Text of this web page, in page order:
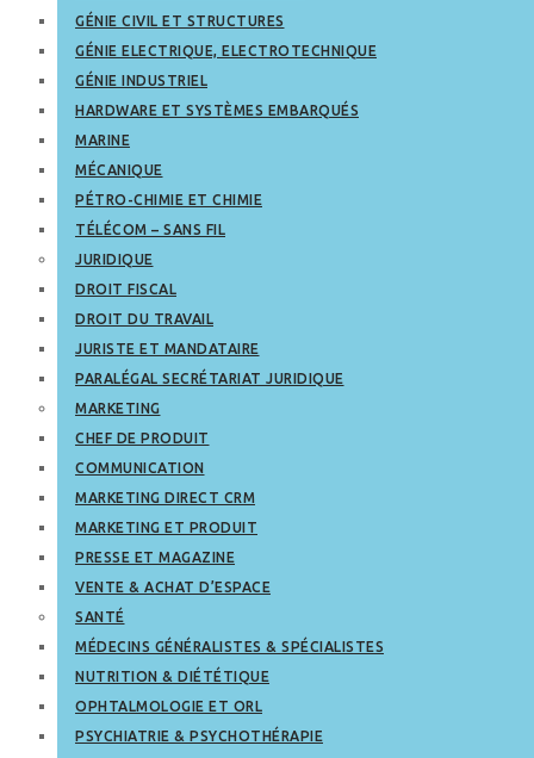
GÉNIE CIVIL ET STRUCTURES
GÉNIE ELECTRIQUE, ELECTROTECHNIQUE
GÉNIE INDUSTRIEL
HARDWARE ET SYSTÈMES EMBARQUÉS
MARINE
MÉCANIQUE
PÉTRO-CHIMIE ET CHIMIE
TÉLÉCOM – SANS FIL
JURIDIQUE
DROIT FISCAL
DROIT DU TRAVAIL
JURISTE ET MANDATAIRE
PARALÉGAL SECRÉTARIAT JURIDIQUE
MARKETING
CHEF DE PRODUIT
COMMUNICATION
MARKETING DIRECT CRM
MARKETING ET PRODUIT
PRESSE ET MAGAZINE
VENTE & ACHAT D’ESPACE
SANTÉ
MÉDECINS GÉNÉRALISTES & SPÉCIALISTES
NUTRITION & DIÉTÉTIQUE
OPHTALMOLOGIE ET ORL
PSYCHIATRIE & PSYCHOTHÉRAPIE